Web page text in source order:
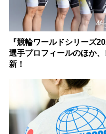
『競輪ワールドシリーズ
選手プロフィールのほか
新！